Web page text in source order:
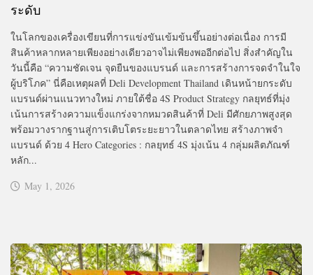
ระดับ
ในโลกของเครื่องเขียนที่การแข่งขันเข้มข้นขึ้นอย่างต่อเนื่อง การมี
สินค้าหลากหลายเพียงอย่างเดียวอาจไม่เพียงพออีกต่อไป สิ่งสำคัญใน
วันนี้คือ “ความชัดเจน จุดยืนของแบรนด์ และการสร้างการจดจำในใจ
ผู้บริโภค” นี่คือเหตุผลที่ Deli Development Thailand เดินหน้ายกระดับ
แบรนด์ผ่านแนวทางใหม่ ภายใต้ชื่อ 4S Product Strategy กลยุทธ์ที่มุ่ง
เน้นการสร้างความแข็งแกร่งจากหมวดสินค้าที่ Deli มีศักยภาพสูงสุด
พร้อมวางรากฐานสู่การเติบโตระยะยาวในตลาดไทย สร้างภาพจำ
แบรนด์ ด้วย 4 Hero Categories : กลยุทธ์ 4S มุ่งเน้น 4 กลุ่มผลิตภัณฑ์
หลัก...
May 1, 2026